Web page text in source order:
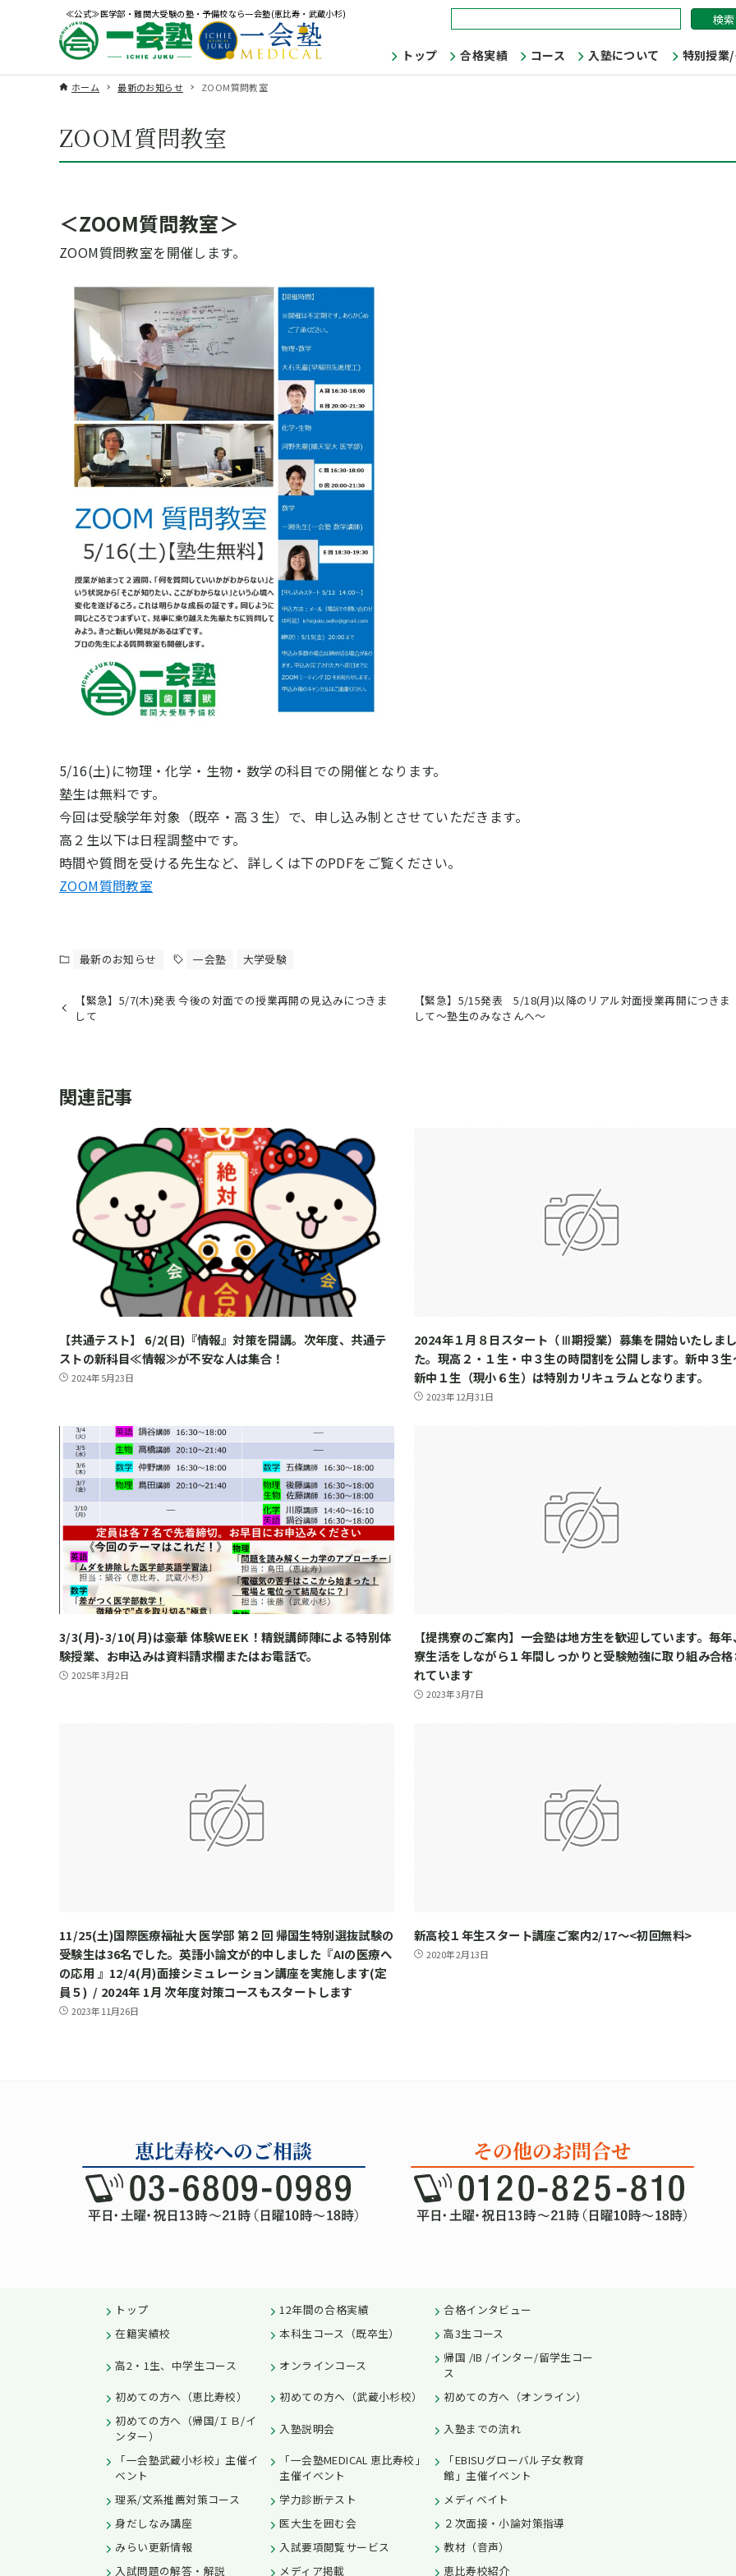
≪公式≫医学部・難関大受験の塾・予備校なら一会塾(恵比寿・武蔵小杉)
索:
トップ 合格実績 コース 入塾について 特別授業
ホーム 最新のお知らせ ZOOM質問教室
ZOOM質問教室
＜ZOOM質問教室＞
ZOOM質問教室を開催します。
5/16(土)に物理・化学・生物・数学の科目での開催となります。
塾生は無料です。
今回は受験学年対象（既卒・高３生）で、申し込み制とさせていただきます。
高２生以下は日程調整中です。
時間や質問を受ける先生など、詳しくは下のPDFをご覧ください。
ZOOM質問教室
最新のお知らせ 一会塾 大学受験
【緊急】5/7(木)発表 今後の対面での授業再開の見込みにつきま
して
【緊急】5/15発表 5/18(月)以降のリアル対面授業再開につきま
して～塾生のみなさんへ～
関連記事
【共通テスト】 6/2(日)『情報』対策を開講。次年度、共通テ
ストの新科目≪情報≫が不安な人は集合！
2024年5月23日
2024年１月８日スタート（Ⅲ期授業）募集を開始いたしま
た。現高２・１生・中３生の時間割を公開します。新中３生
新中１生（現小６生）は特別カリキュラムとなります。
2023年12月31日
3/3(月)-3/10(月)は豪華 体験WEEK！精鋭講師陣による特別体
験授業、お申込みは資料請求欄またはお電話で。
2025年3月2日
【提携寮のご案内】一会塾は地方生を歓迎しています。毎年
寮生活をしながら１年間しっかりと受験勉強に取り組み合
れています
2023年3月7日
11/25(土)国際医療福祉大 医学部 第２回 帰国生特別選抜試験の
受験生は36名でした。英語小論文が的中しました『AIの医療へ
の応用 』12/4(月)面接シミュレーション講座を実施します(定
員５) / 2024年 1月 次年度対策コースもスタートします
2023年11月26日
新高校１年生スタート講座ご案内2/17～<初回無料>
2020年2月13日
トップ 12年間の合格実績
合格インタビュー
在籍実績校
本科生コース（既卒生） 高3生コース
高2・1生、中学生コース オンラインコース
帰国 /IB /インター/留学生コー
ス
初めての方へ（恵比寿校）
初めての方へ（武蔵小杉校）
初めての方へ（オンライン）
初めての方へ（帰国/ＩＢ/イ
ンター）
入塾説明会 入塾までの流れ
「一会塾武蔵小杉校」主催イ
ベント
「一会塾MEDICAL 恵比寿校」
主催イベント
「EBISUグローバル子女教育
館」主催イベント
理系/文系推薦対策コース
学力診断テスト
メディベイト
身だしなみ講座
医大生を囲む会
２次面接・小論対策指導
みらい更新情報
入試要項閲覧サービス
教材（音声）
入試問題の解答・解説
メディア掲載 恵比寿校紹介